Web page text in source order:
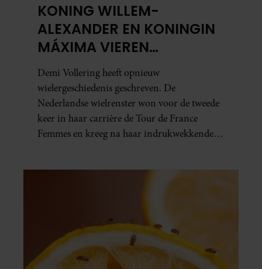
KONING WILLEM-
ALEXANDER EN KONINGIN
MÁXIMA VIEREN
HISTORISCHE ZEGE DEMI
VOLLERING OP TOUR DE
FRANCE FEMMES
Demi Vollering heeft opnieuw
wielergeschiedenis geschreven. De
Nederlandse wielrenster won voor de tweede
keer in haar carrière de Tour de France
Femmes en kreeg na haar indrukwekkende